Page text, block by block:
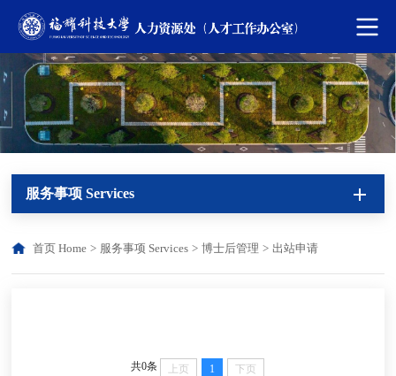
服务事项 Services
首页 Home > 服务事项 Services > 博士后管理 > 出站申请
共0条 上页 1 下页